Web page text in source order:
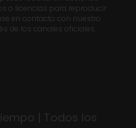
o licencias para reproducir
en contacto con nuestro
de los canales oficiales.
| Todos los